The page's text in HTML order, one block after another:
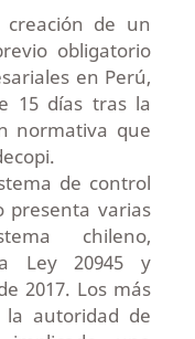
creación de un
obligatorio
en Perú,
15 días tras la
normativa que
de control
presenta varias
chileno,
Ley 20945 y
2017. Los más
la autoridad de